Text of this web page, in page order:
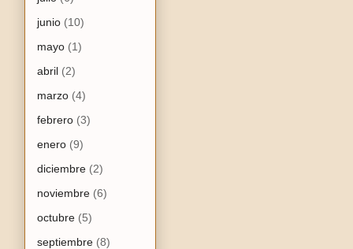
junio (10)
mayo (1)
abril (2)
marzo (4)
febrero (3)
enero (9)
diciembre (2)
noviembre (6)
octubre (5)
septiembre (8)